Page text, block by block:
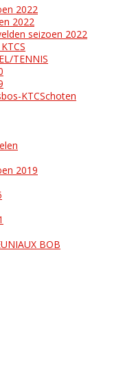
2022
2022
seizoen 2022
TENNIS
KTCSchoten
2019
BOB